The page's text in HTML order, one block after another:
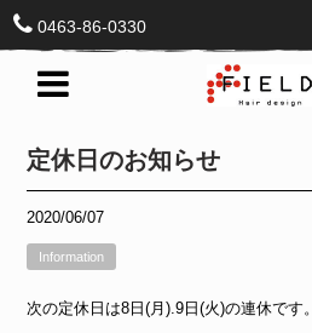
0463-86-0330
定休日のお知らせ
2020/06/07
Information
次の定休日は8日(月).9日(火)の連休です。